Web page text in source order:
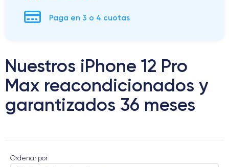
Paga en 3 o 4 cuotas
Nuestros iPhone 12 Pro
Max reacondicionados y
garantizados 36 meses
Ordenar por